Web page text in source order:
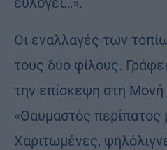
Οι εναλλαγές των
τους δύο φίλους.
την επίσκεψη στη Μονή
«Θαυμαστός περίπατος
Χαριτωμένες,